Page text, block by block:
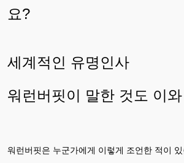
요?
세계적인 유명인사
워런버핏이 말한 것도 이
워런버핏은 누군가에게 이렇게 조언한 적이 있